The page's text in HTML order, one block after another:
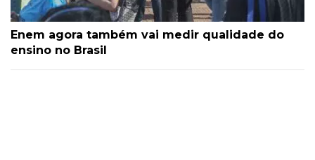
Enem agora também vai medir qualidade do
ensino no Brasil